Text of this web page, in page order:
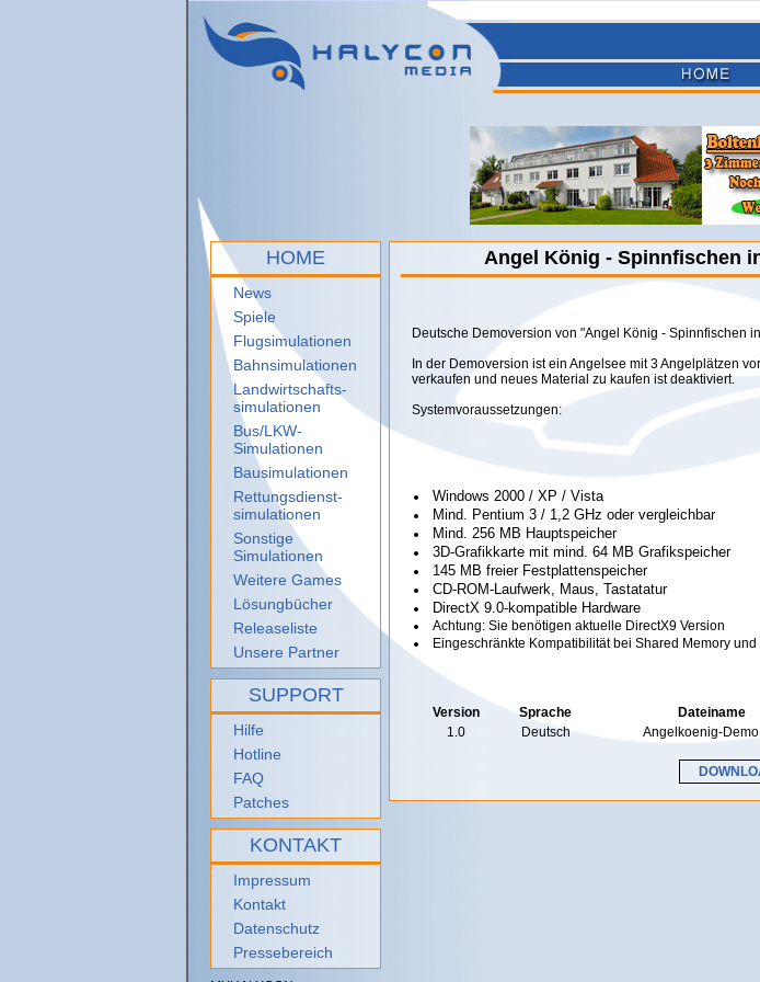
HOME
News
Spiele
Flugsimulationen
Bahnsimulationen
Landwirtschafts-
simulationen
Bus/LKW-
Simulationen
Bausimulationen
Rettungsdienst-
simulationen
Sonstige
Simulationen
Weitere Games
Lösungbücher
Releaseliste
Unsere Partner
SUPPORT
Hilfe
Hotline
FAQ
Patches
KONTAKT
Impressum
Kontakt
Datenschutz
Pressebereich
Angel König - Spinnfischen
Deutsche Demoversion von "Angel König - Spinnfischen
In der Demoversion ist ein Angelsee mit 3 Angelplätzen
verkaufen und neues Material zu kaufen ist deaktiviert.
Systemvoraussetzungen:
Windows 2000 / XP / Vista
Mind. Pentium 3 / 1,2 GHz oder vergleichbar
Mind. 256 MB Hauptspeicher
3D-Grafikkarte mit mind. 64 MB Grafikspeicher
145 MB freier Festplattenspeicher
CD-ROM-Laufwerk, Maus, Tastatatur
DirectX 9.0-kompatible Hardware
Achtung: Sie benötigen aktuelle DirectX9 Version
Eingeschränkte Kompatibilität bei Shared Memory
Version Sprache Dateiname
1.0
Deutsch Angelkoenig-